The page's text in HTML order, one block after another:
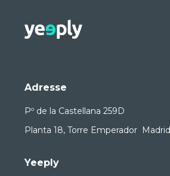
Adresse
Pº de la Castellana 259D
Planta 18, Torre Emperador Madrid
Yeeply